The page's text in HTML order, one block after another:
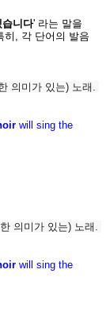
니다' 라는 말을
히, 각 단어의 발음
의미가 있는) 노래.
will sing the
의미가 있는) 노래.
will sing the